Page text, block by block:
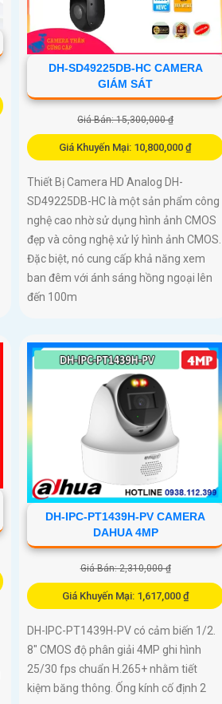
DH-SD49225DB-HC CAMERA
GIÁM SÁT
Giá Bán: 15,300,000 ₫
Giá Khuyến Mại: 10,800,000 ₫
Thiết Bị Camera HD Analog DH-
SD49225DB-HC là một sản phẩm công
nghệ cao nhờ sử dụng hình ảnh CMOS
đẹp và công nghệ xử lý hình ảnh CMOS.
Đặc biệt, nó cung cấp khả năng xem
ban đêm với ánh sáng hồng ngoại lên
đến 100m
DH-IPC-PT1439H-PV CAMERA
DAHUA 4MP
Giá Bán: 2,310,000 ₫
Giá Khuyến Mại: 1,617,000 ₫
DH-IPC-PT1439H-PV có cảm biến 1/2.
8″ CMOS độ phân giải 4MP ghi hình
25/30 fps chuẩn H.265+ nhằm tiết
kiệm băng thông. Ống kính cố định 2